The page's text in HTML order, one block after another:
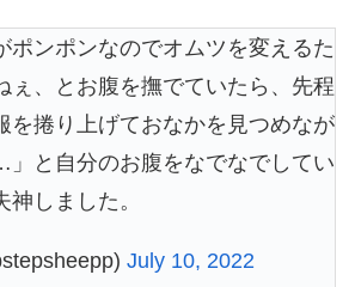
ポンポンなのでオムツを変えるた
ぇ、とお腹を撫でていたら、先程
を捲り上げておなかを見つめなが
」と自分のお腹をなでなでしてい
しました。
July 10, 2022